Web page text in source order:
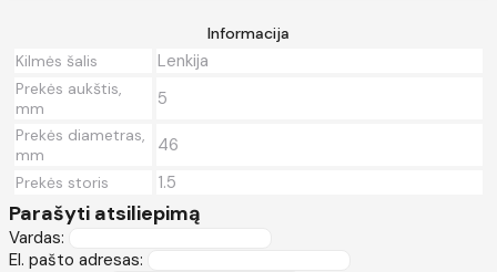
Informacija
Kilmės šalis
Lenkija
Prekės aukštis,
mm
5
Prekės diametras,
mm
46
Prekės storis 1.5
Parašyti atsiliepimą
Vardas:
El. pašto adresas: